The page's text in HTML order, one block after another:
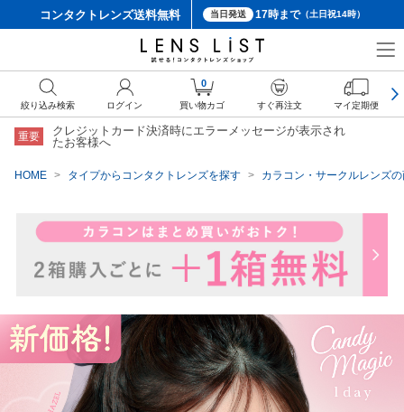
コンタクトレンズ送料無料 当日発送 17時まで（土日祝14時）
重要
クレジットカード決済時にエラーメッセージが表示され
たお客様へ
HOME タイプからコンタクトレンズを探す カラコン・サークルレンズ
絞り込み検索 ログイン
0
買い物カゴ すぐ再注文 マイ定期便
クーポン詳細